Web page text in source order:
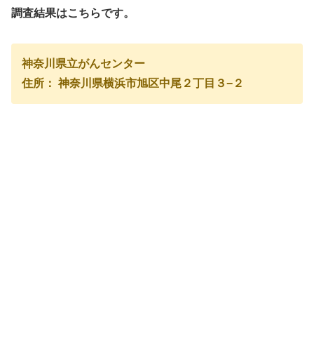
調査結果はこちらです。
神奈川県立がんセンター
住所： 神奈川県横浜市旭区中尾２丁目３−２